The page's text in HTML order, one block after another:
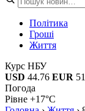
Політика
Гроші
Життя
Курс НБУ
USD 44.76 EUR
Погода
Рівне +17°C